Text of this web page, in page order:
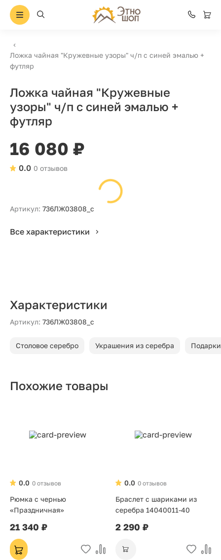
Ложка чайная "Кружевные узоры" ч/п с синей эмалью +
футляр
Ложка чайная "Кружевные
узоры" ч/п с синей эмалью +
футляр
16 080 ₽
0 отзывов
0.0
Артикул: 736ЛЖ03808_с
Все характеристики
Характеристики
Артикул: 736ЛЖ03808_с
Столовое серебро Украшения из серебра
Похожие товары
0 отзывов
0.0
Рюмка с чернью
«Праздничная»
21 340 ₽
0 отзывов
0.0
Браслет с шариками из
серебра 14040011-40
2 290 ₽